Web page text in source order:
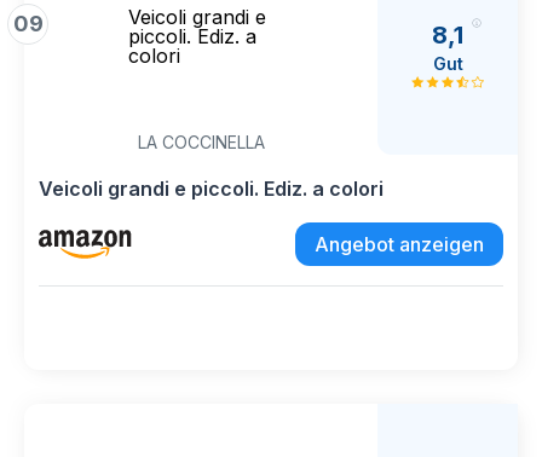
09
Veicoli grandi e
piccoli. Ediz. a
colori
LA COCCINELLA
8,1
Gut
Veicoli grandi e piccoli. Ediz. a colori
Angebot anzeigen